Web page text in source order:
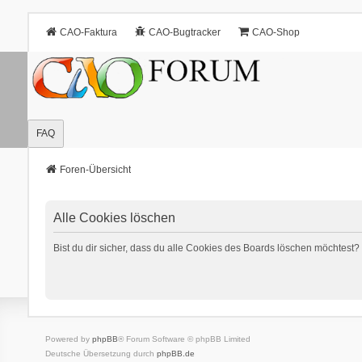
CAO-Faktura CAO-Bugtracker CAO-Shop
FAQ
Foren-Übersicht
Alle Cookies löschen
Bist du dir sicher, dass du alle Cookies des Boards löschen möchtest?
Powered by phpBB® Forum Software © phpBB Limited
Deutsche Übersetzung durch phpBB.de